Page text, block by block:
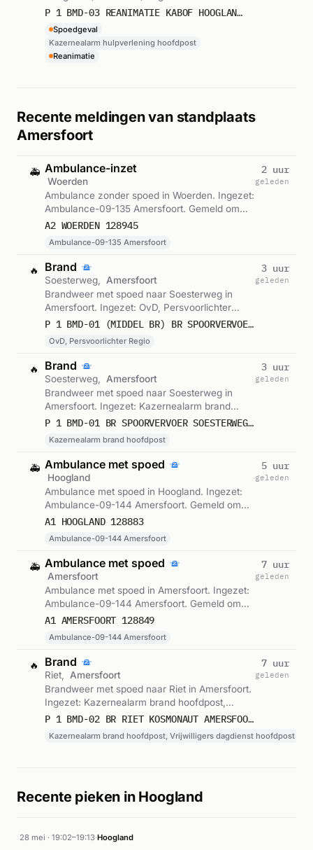
Kazernealarm hulpverlening hoofdpost.
P 1 BMD-03 REANIMATIE KABOF HOOGLAND 090152
Spoedgeval
Kazernealarm hulpverlening hoofdpost
Reanimatie
Recente meldingen van standplaats
Amersfoort
🚑 Ambulance-inzet
Woerden
Ambulance zonder spoed in Woerden. Ingezet:
Ambulance-09-135 Amersfoort. Gemeld om
20:33.
A2 WOERDEN 128945
Ambulance-09-135 Amersfoort
2 uur
geleden
🔥 Brand
Soesterweg,
Amersfoort
Brandweer met spoed naar Soesterweg in
Amersfoort. Ingezet: OvD, Persvoorlichter
Regio. Gemeld om 20:02.
P 1 BMD-01 (MIDDEL BR) BR SPOORVERVOER SOESTERWEG AMERSFOORT 090132 098794
OvD, Persvoorlichter Regio
3 uur
geleden
🔥 Brand
Soesterweg,
Amersfoort
Brandweer met spoed naar Soesterweg in
Amersfoort. Ingezet: Kazernealarm brand
hoofdpost. Gemeld om 19:55.
P 1 BMD-01 BR SPOORVERVOER SOESTERWEG AMERSFOORT 090131
Kazernealarm brand hoofdpost
3 uur
geleden
🚑 Ambulance met spoed
Hoogland
Ambulance met spoed in Hoogland. Ingezet:
Ambulance-09-144 Amersfoort. Gemeld om
17:50.
A1 HOOGLAND 128883
Ambulance-09-144 Amersfoort
5 uur
geleden
🚑 Ambulance met spoed
Amersfoort
Ambulance met spoed in Amersfoort. Ingezet:
Ambulance-09-144 Amersfoort. Gemeld om
16:24.
A1 AMERSFOORT 128849
Ambulance-09-144 Amersfoort
7 uur
geleden
🔥 Brand
Riet,
Amersfoort
Brandweer met spoed naar Riet in Amersfoort.
Ingezet: Kazernealarm brand hoofdpost,
Vrijwilligers dagdienst hoofdpost. Gemeld om P 1 BMD-02 BR RIET KOSMONAUT AMERSFOORT 099944
Kazernealarm brand hoofdpost, Vrijwilligers dagdienst hoofdpost
7 uur
geleden
Recente pieken in Hoogland
28 mei · 19:02–19:13·Hoogland